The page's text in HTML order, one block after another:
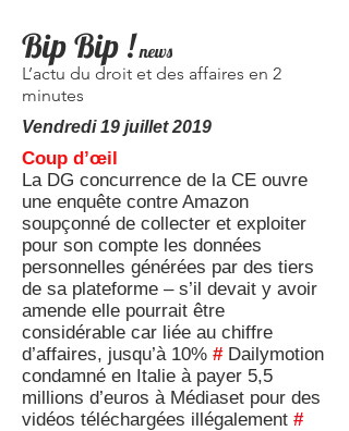
Bip Bip ! news
L’actu du droit et des affaires en 2
minutes
Vendredi 19 juillet 2019
Coup d’œil
La DG concurrence de la CE ouvre
une enquête contre Amazon
soupçonné de collecter et exploiter
pour son compte les données
personnelles générées par des tiers
de sa plateforme – s’il devait y avoir
amende elle pourrait être
considérable car liée au chiffre
d’affaires, jusqu’à 10% #Dailymotion
condamné en Italie à payer 5,5
millions d’euros à Médiaset pour des
vidéos téléchargées illégalement #